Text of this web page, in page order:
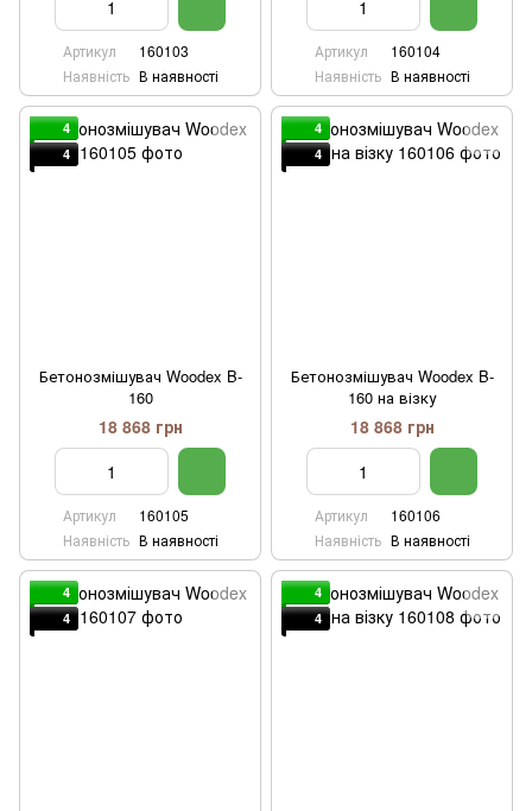
Артикул
160103
Наявність В наявності
Артикул
160104
Наявність В наявності
4
4
Бетонозмішувач Woodex B-
160
18 868 грн
Артикул
160105
Наявність В наявності
4
4
Бетонозмішувач Woodex B-
160 на візку
18 868 грн
Артикул
160106
Наявність В наявності
4
4
4
4